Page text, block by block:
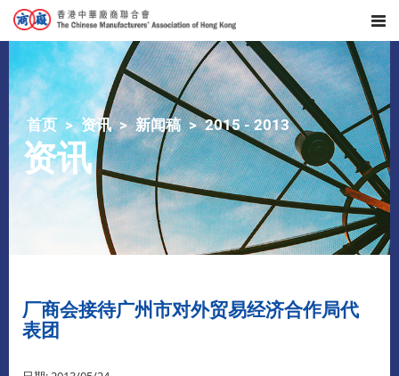
首页 资讯 新闻稿 2015 - 2013
资讯
厂商会接待广州市对外贸易经济合作局代
表团